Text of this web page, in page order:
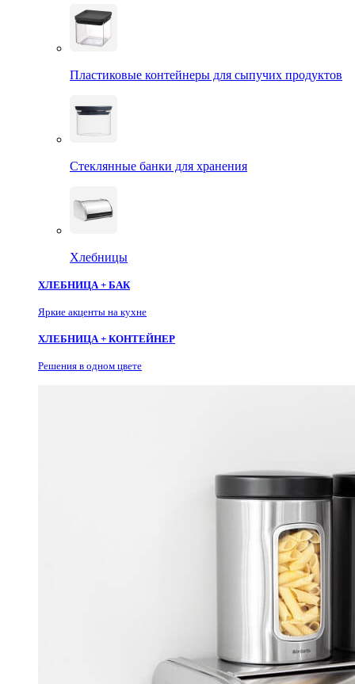
Пластиковые контейнеры для сыпучих продуктов
Стеклянные банки для хранения
Хлебницы
ХЛЕБНИЦА + БАК
Яркие акценты на кухне
ХЛЕБНИЦА + КОНТЕЙНЕР
Решения в одном цвете